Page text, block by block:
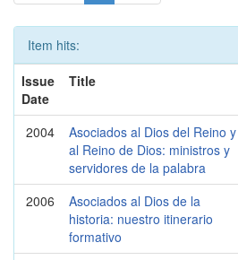
Item hits:
Issue
Date
Title
2004
Asociados al Dios del Reino y
al Reino de Dios: ministros y
servidores de la palabra
2006
Asociados al Dios de la
historia: nuestro itinerario
formativo